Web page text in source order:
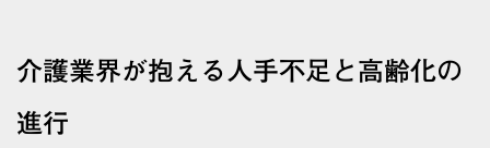
介護業界が抱える人手不足と高齢化の
進行